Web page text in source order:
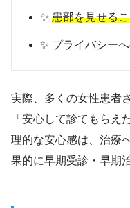
✨ 患部を見せる
✨ プライバシー
実際、多くの女性患者
「安心して診てもらえ
理的な安心感は、治療
果的に早期受診・早期